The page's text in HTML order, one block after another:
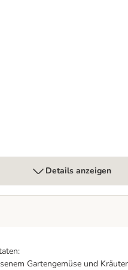
Details anzeigen
Gartengemüse und